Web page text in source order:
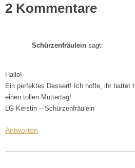
2 Kommentare
Schürzenfräulein sagt:
Hallo!
Ein perfektes Dessert! Ich hoffe, ihr hattet
einen tollen Muttertag!
LG Kerstin – Schürzenfräulein
Antworten